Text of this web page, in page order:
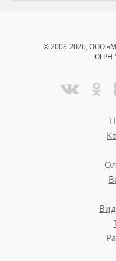
© 2008-2026, ООО
ОГРН